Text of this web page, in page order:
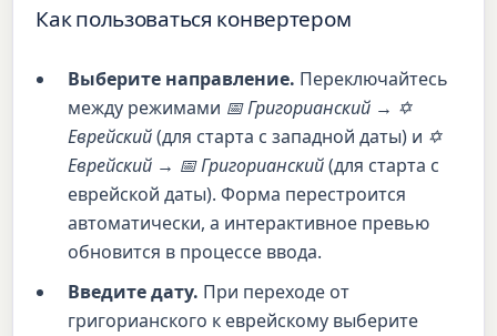
Как пользоваться конвертером
Выберите направление. Переключайтесь
между режимами 📅 Григорианский → ✡
Еврейский(для старта с западной даты) и ✡
Еврейский → 📅 Григорианский(для старта с
еврейской даты). Форма перестроится
автоматически, а интерактивное превью
обновится в процессе ввода.
Введите дату. При переходе от
григорианского к еврейскому выберите